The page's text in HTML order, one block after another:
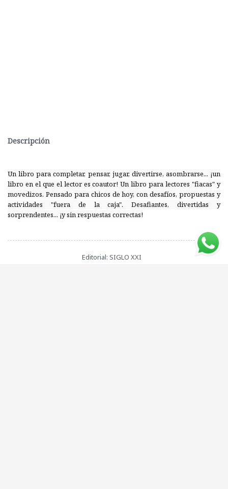
Descripción
Un libro para completar, pensar, jugar, divertirse, asombrarse... ¡un
libro en el que el lector es coautor! Un libro para lectores "fiacas" y
movedizos. Pensado para chicos de hoy, con desafíos, propuestas y
actividades "fuera de la caja". Desafiantes, divertidas y
sorprendentes... ¡y sin respuestas correctas!
Editorial: SIGLO XXI